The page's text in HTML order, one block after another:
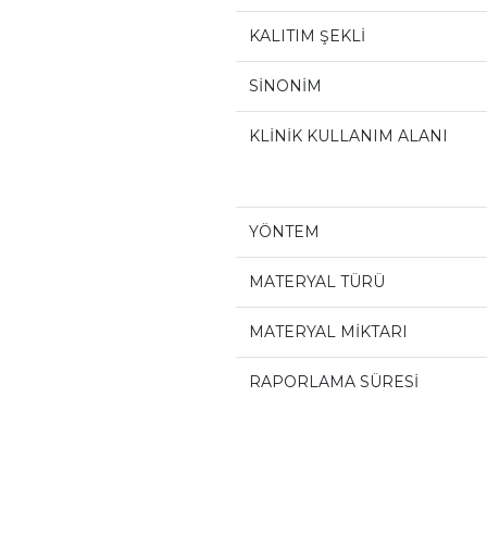
KALITIM ŞEKLİ
SİNONİM
KLİNİK KULLANIM ALANI
YÖNTEM
MATERYAL TÜRÜ
MATERYAL MİKTARI
RAPORLAMA SÜRESİ